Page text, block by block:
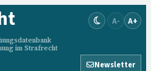
im Strafrecht
A- A+
Newsletter